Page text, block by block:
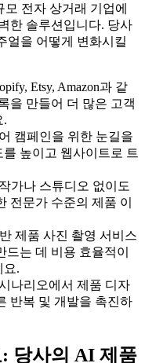
전자 상거래 기업에
한 솔루션입니다. 당사
얼을 어떻게 변화시킬
Etsy, Amazon과 같
을 만들어 더 많은 고객
.
캠페인을 위한 눈길을
높이고 웹사이트로 트
가나 스튜디오 없이도
전문가 수준의 제품 이
제품 사진 촬영 서비스
는 데 비용 효율적이
요.
나리오에서 제품 디자
반복 및 개발을 촉진하
당사의 AI 제품